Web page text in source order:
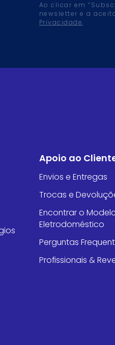
Ao clicar em
newsletter e a
Privacidade.
Apoio ao
Envios e Entregas
Trocas e
Encontrar o
Eletrodoméstico
Perguntas
Profissionais &